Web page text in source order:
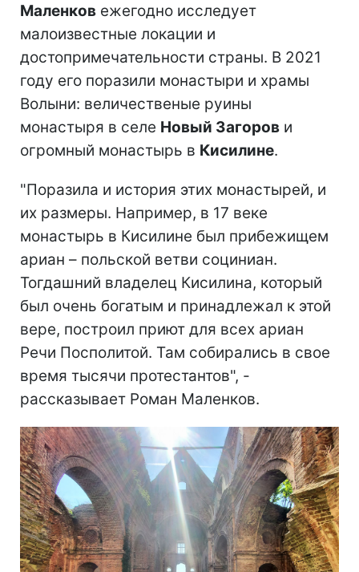
Маленков ежегодно исследует
малоизвестные локации и
достопримечательности страны. В 2021
году его поразили монастыри и храмы
Волыни: величественые руины
монастыря в селе Новый Загоров и
огромный монастырь в Кисилине.
"Поразила и история этих монастырей, и
их размеры. Например, в 17 веке
монастырь в Кисилине был прибежищем
ариан – польской ветви социниан.
Тогдашний владелец Кисилина, который
был очень богатым и принадлежал к этой
вере, построил приют для всех ариан
Речи Посполитой. Там собирались в свое
время тысячи протестантов", -
рассказывает Роман Маленков.